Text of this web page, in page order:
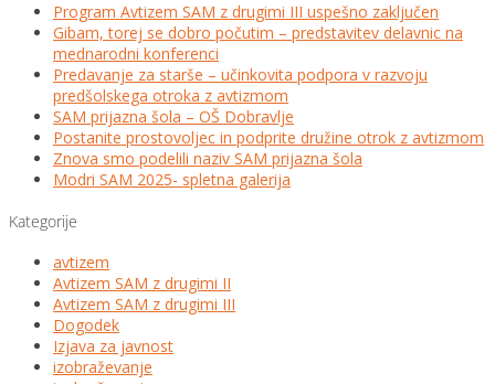
Program Avtizem SAM z drugimi III uspešno zaključen
Gibam, torej se dobro počutim – predstavitev delavnic na
mednarodni konferenci
Predavanje za starše – učinkovita podpora v razvoju
predšolskega otroka z avtizmom
SAM prijazna šola – OŠ Dobravlje
Postanite prostovoljec in podprite družine otrok z avtizmom
Znova smo podelili naziv SAM prijazna šola
Modri SAM 2025- spletna galerija
Kategorije
avtizem
Avtizem SAM z drugimi II
Avtizem SAM z drugimi III
Dogodek
Izjava za javnost
izobraževanje